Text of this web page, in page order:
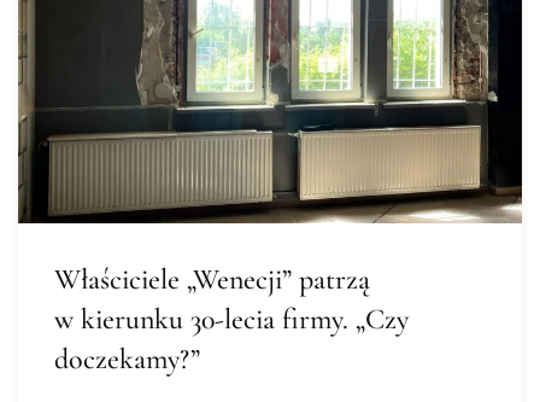
Właściciele „Wenecji” patrzą
w kierunku 30-lecia firmy. „Czy
doczekamy?”